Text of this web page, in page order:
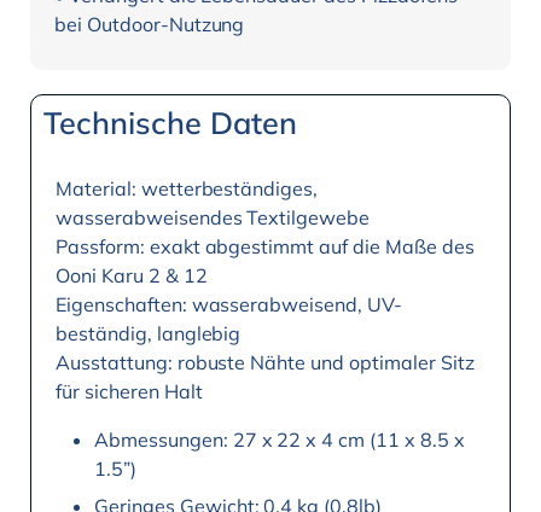
bei Outdoor-Nutzung
Technische Daten
Material: wetterbeständiges,
wasserabweisendes Textilgewebe
Passform: exakt abgestimmt auf die Maße des
Ooni Karu 2 & 12
Eigenschaften: wasserabweisend, UV-
beständig, langlebig
Ausstattung: robuste Nähte und optimaler Sitz
für sicheren Halt
Abmessungen: 27 x 22 x 4 cm (11 x 8.5 x
1.5”)
Geringes Gewicht: 0,4 kg (0.8lb)